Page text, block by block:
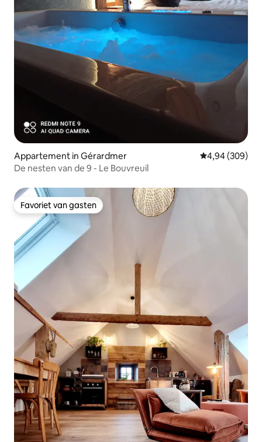
Appartement in Gérardmer Gemiddelde
4,94 (309)
De nesten van de 9 - Le Bouvreuil
Favoriet van gasten
Favoriet van gasten